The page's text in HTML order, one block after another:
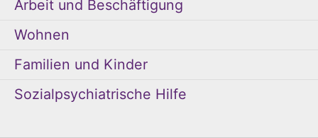
Arbeit und Beschäftigung
Wohnen
Familien und Kinder
Sozialpsychiatrische Hilfe